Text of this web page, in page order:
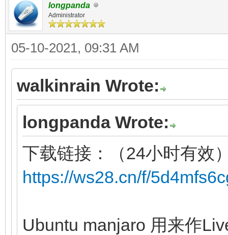
longpanda
Administrator
05-10-2021, 09:31 AM
walkinrain Wrote:
longpanda Wrote:
下载链接：（24小时有效
https://ws28.cn/f/
Ubuntu manjaro 用来作